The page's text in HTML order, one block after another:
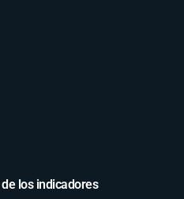
los indicadores